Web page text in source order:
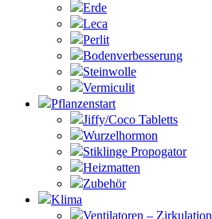
Erde
Leca
Perlit
Bodenverbesserung
Steinwolle
Vermiculit
Pflanzenstart
Jiffy/Coco Tabletts
Wurzelhormon
Stiklinge Propogator
Heizmatten
Zubehör
Klima
Ventilatoren – Zirkulation